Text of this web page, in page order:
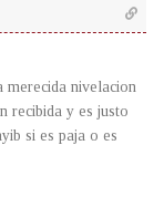
nivelacion
recibida y es justo
si es paja o es